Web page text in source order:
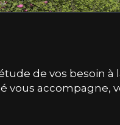
de vos besoin à
vous accompagne,